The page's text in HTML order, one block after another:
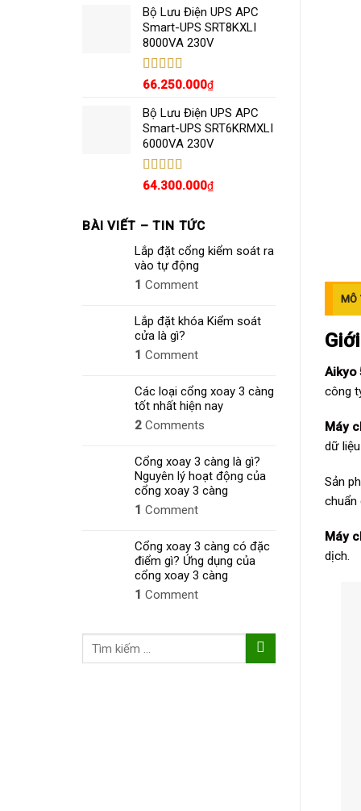
sao
Bộ Lưu Điện UPS APC
Smart-UPS SRT8KXLI
8000VA 230V
Được xếp
sao
66.250.000₫
Bộ Lưu Điện UPS APC
Smart-UPS SRT6KRMXLI
6000VA 230V
Được xếp
64.300.000₫
BÀI VIẾT – TIN TỨC
Lắp đặt cổng kiểm soát ra
vào tự động
1 Comment
Lắp đặt khóa Kiểm soát
cửa là gì?
1 Comment
Các loại cổng xoay 3 càng
tốt nhất hiện nay
2 Comments
Cổng xoay 3 càng là gì?
Nguyên lý hoạt động của
cổng xoay 3 càng
1 Comment
Cổng xoay 3 càng có đặc
điểm gì? Ứng dụng của
cổng xoay 3 càng
1 Comment
Tìm
MÔ
Aikyo
công
Máy
dữ
Sản
chuẩn
Máy
dịch.